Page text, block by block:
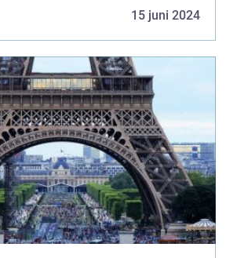
med uts...
15 juni 2024